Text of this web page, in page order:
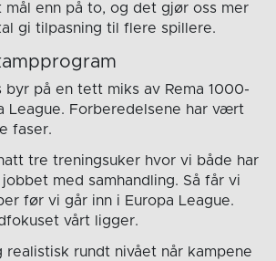
enn på to, og det gjør oss mer
gi tilpasning til flere spillere.
byr på en tett miks av Rema 1000-
League. Forberedelsene har vært
faser.
tre treningsuker hvor vi både har
med samhandling. Så får vi
før vi går inn i Europa League.
vårt ligger.
realistisk rundt nivået når kampene